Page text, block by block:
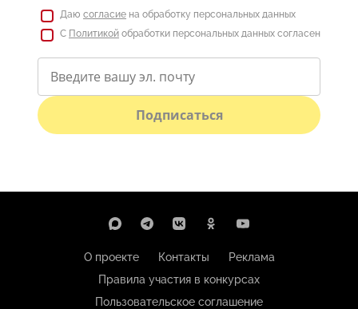
Даю согласие на обработку персональных данных
С Политикой обработки персональных данных согласен
Подписаться
О проекте Контакты
Реклама
Правила участия в конкурсах
Пользовательское соглашение